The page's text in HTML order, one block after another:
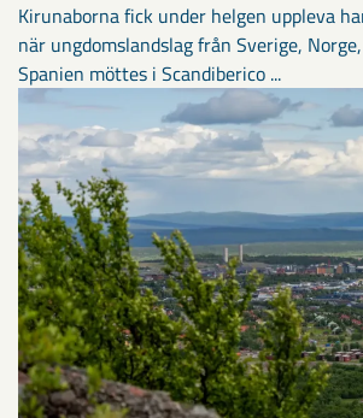
Kirunaborna fick under helgen uppleva
när ungdomslandslag från Sverige,
Spanien möttes i Scandiberico ...